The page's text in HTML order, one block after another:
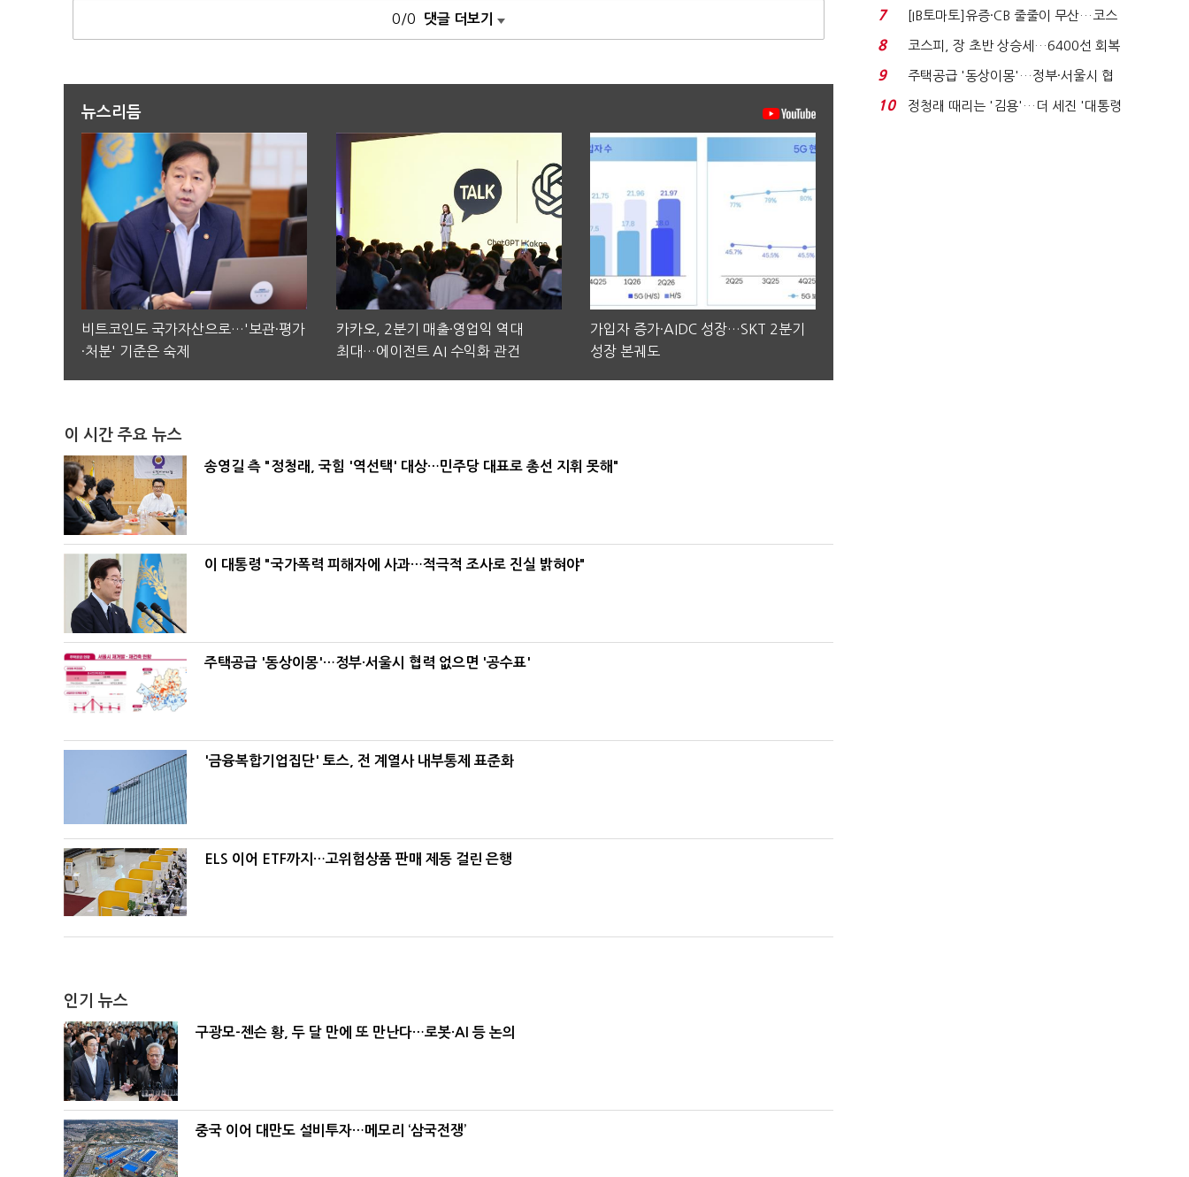
0/0 댓글 더보기
뉴스리듬
비트코인도 국가자산으로…'보관·평가
·처분' 기준은 숙제
카카오, 2분기 매출·영업익 역대
최대…에이전트 AI 수익화 관건
가입자 증가·AIDC 성장…SKT 2분기
성장 본궤도
이 시간 주요 뉴스
송영길 측 "정청래, 국힘 '역선택' 대상…민주당 대표로 총선 지휘 못해"
이 대통령 "국가폭력 피해자에 사과…적극적 조사로 진실 밝혀야"
주택공급 '동상이몽'…정부·서울시 협력 없으면 '공수표'
'금융복합기업집단' 토스, 전 계열사 내부통제 표준화
ELS 이어 ETF까지…고위험상품 판매 제동 걸린 은행
인기 뉴스
구광모-젠슨 황, 두 달 만에 또 만난다…로봇·AI 등 논의
중국 이어 대만도 설비투자…메모리 ‘삼국전쟁’
격…추미애, 20년...
7
[IB토마토]유증·CB 줄줄이 무산…코스
닥 벌점 급증에 ...
8
코스피, 장 초반 상승세…6400선 회복
시도
9
주택공급 '동상이몽'…정부·서울시 협
력 없으면 '공수표'...
10
정청래 때리는 '김용'…더 세진 '대통령